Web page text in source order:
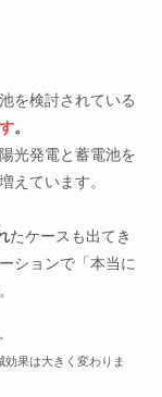
を検討されている
。
光発電と蓄電池を
えています。
たケースも出てき
ションで「本当に
果は大きく変わりま